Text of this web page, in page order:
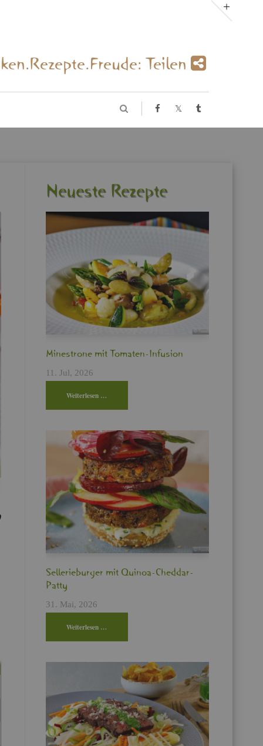
Tei­len
Neu­es­te Re­zep­te
Min­es­tro­ne mit To­ma­ten-In­fu­si­on
11. Jul, 2026
Wei­ter­le­sen …
Sel­le­rie­bur­ger mit Qui­noa-Ched­dar-
Patty
31. Mai, 2026
Wei­ter­le­sen …